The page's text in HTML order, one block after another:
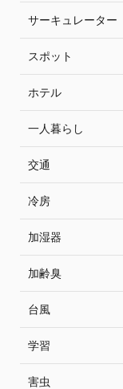
サーキュレーター
スポット
ホテル
一人暮らし
交通
冷房
加湿器
加齢臭
台風
学習
害虫